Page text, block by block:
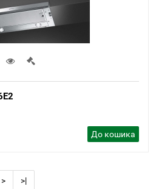
До кошика
> >|